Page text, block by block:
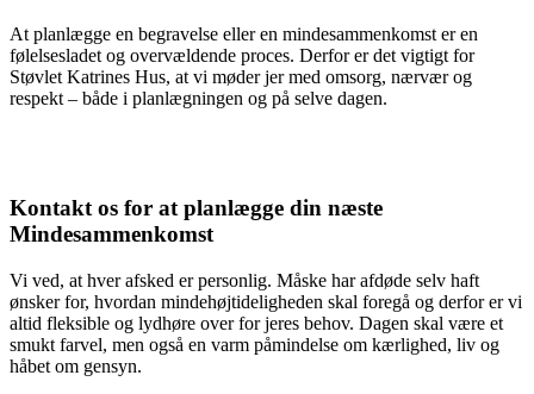
At planlægge en begravelse eller en mindesammenkomst er en
følelsesladet og overvældende proces. Derfor er det vigtigt for
Støvlet Katrines Hus, at vi møder jer med omsorg, nærvær og
respekt – både i planlægningen og på selve dagen.
Kontakt os for at planlægge din næste
Mindesammenkomst
Vi ved, at hver afsked er personlig. Måske har afdøde selv haft
ønsker for, hvordan mindehøjtideligheden skal foregå og derfor er vi
altid fleksible og lydhøre over for jeres behov. Dagen skal være et
smukt farvel, men også en varm påmindelse om kærlighed, liv og
håbet om gensyn.